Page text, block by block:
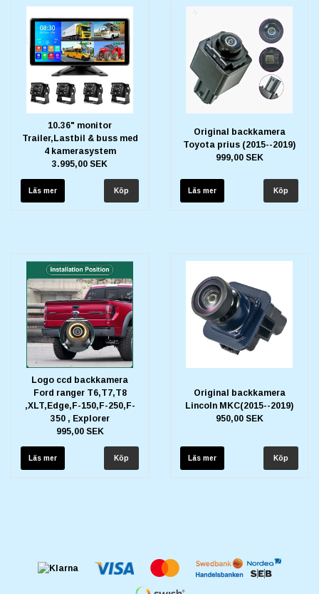
10.36" monitor
Trailer,Lastbil & buss med
4 kamerasystem
3.995,00 SEK
Läs mer
Original backkamera
Toyota prius (2015--2019)
999,00 SEK
Läs mer
Logo ccd backkamera
Ford ranger T6,T7,T8
,XLT,Edge,F-150,F-250,F-
350 , Explorer
995,00 SEK
Läs mer
Original backkamera
Lincoln MKC(2015--2019)
950,00 SEK
Läs mer